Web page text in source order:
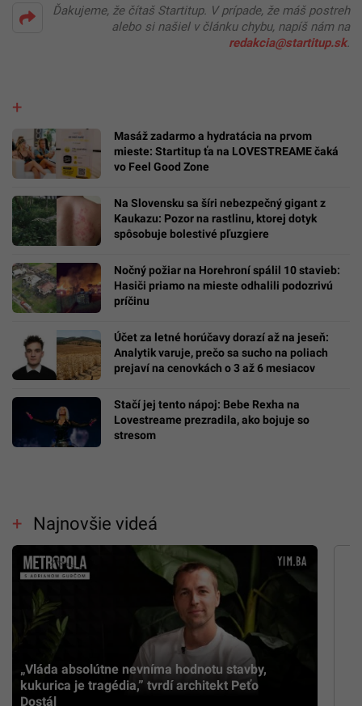
Ďakujeme, že čítaš Startitup. V prípade, že máš postreh
alebo si našiel v článku chybu, napíš nám na
redakcia@startitup.sk.
Masáž zadarmo a hydratácia na prvom
mieste: Startitup ťa na LOVESTREAME čaká
vo Feel Good Zone
Na Slovensku sa šíri nebezpečný gigant z
Kaukazu: Pozor na rastlinu, ktorej dotyk
spôsobuje bolestivé pľuzgiere
Nočný požiar na Horehroní spálil 10 stavieb:
Hasiči priamo na mieste odhalili podozrivú
príčinu
Účet za letné horúčavy dorazí až na jeseň:
Analytik varuje, prečo sa sucho na poliach
prejaví na cenovkách o 3 až 6 mesiacov
Stačí jej tento nápoj: Bebe Rexha na
Lovestreame prezradila, ako bojuje so
stresom
Najnovšie videá
„Vláda absolútne nevníma hodnotu stavby,
kukurica je tragédia,” tvrdí architekt Peťo
Dostál